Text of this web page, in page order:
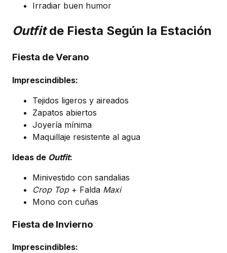
Irradiar buen humor
Outfitde Fiesta Según la Estación
Fiesta de Verano
Imprescindibles:
Tejidos ligeros y aireados
Zapatos abiertos
Joyería mínima
Maquillaje resistente al agua
Ideas de Outfit:
Minivestido con sandalias
Crop Top+ Falda Maxi
Mono con cuñas
Fiesta de Invierno
Imprescindibles: